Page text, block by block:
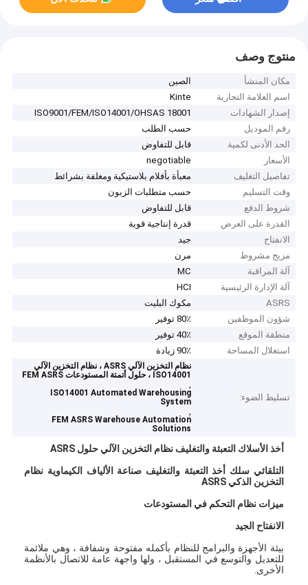
منتوج وصف
مكان المنشأ
الصين
اسم العلامة التجارية
Kinte
إصدار الشهادات
ISO9001/FEM/ISO14001/OHSAS 18001
رقم الموديل
حسب الطلب
الحد الأدنى لكمية
قابل للتفاوض
الأسعار
negotiable
تفاصيل التغليف
معبأة بأفلام بلاستيكية ومغلفة بشرائط
وقت التسليم
حسب متطلبات الزبون
شروط الدفع
قابل للتفاوض
القدرة على العرض
قدرة إنتاجية قوية
الانفتاح
جيد
مزيج مشروط
مرن
آلة المراقبة
MC
آلة الإدارة الرئيسية
HCI
ASRS
مكوك البليت
شؤون الموظفين
80٪ توفير
منطقة الموقع
40٪ توفير
استغلال المساحة
90٪ زيادة
تسليط الضوء:
نظام التخزين الآلي ASRS ، نظام التخزين الآلي
ISO14001 ، حلول أتمتة المستودعات FEM ASRS
,
ISO14001 Automated Warehousing
System
,
FEM ASRS Warehouse Automation
Solutions
أخذ الأسلاك التعبئة والتغليف نظام التخزين الآلي حلول ASRS
التلقائي سلك أخذ التعبئة والتغليف صناعة الألياف الكيماوية نظام
التخزين الذكي ASRS
ميزات نظام التحكم في المستودعات
الانفتاح الجيد
بيئة الأجهزة والبرامج للنظام بأكمله مفتوحة وشفافة ، وهي ملائمة
للتعديل والتوسع في المستقبل ، ولها واجهة عامة للاتصال بالأنظمة
الأخرى.